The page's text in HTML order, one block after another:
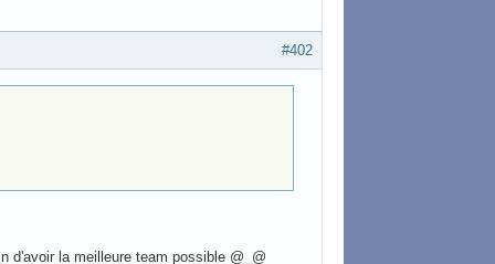
#402
d'avoir la meilleure team possible @_@